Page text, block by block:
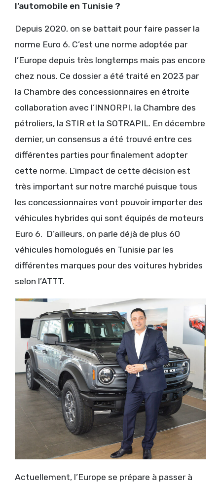
l’automobile en Tunisie ?
Depuis 2020, on se battait pour faire passer la
norme Euro 6. C’est une norme adoptée par
l’Europe depuis très longtemps mais pas encore
chez nous. Ce dossier a été traité en 2023 par
la Chambre des concessionnaires en étroite
collaboration avec l’INNORPI, la Chambre des
pétroliers, la STIR et la SOTRAPIL. En décembre
dernier, un consensus a été trouvé entre ces
différentes parties pour finalement adopter
cette norme. L’impact de cette décision est
très important sur notre marché puisque tous
les concessionnaires vont pouvoir importer des
véhicules hybrides qui sont équipés de moteurs
Euro 6. D’ailleurs, on parle déjà de plus 60
véhicules homologués en Tunisie par les
différentes marques pour des voitures hybrides
selon l’ATTT.
Actuellement, l’Europe se prépare à passer à